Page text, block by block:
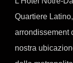
Quartiere
arrondissement
nostra